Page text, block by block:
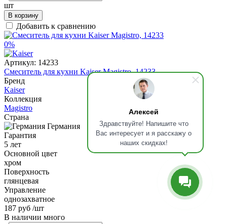
Алексей
Здравствуйте! Напишите что
Вас интересует и я расскажу о
наших скидках!
шт
В корзину
Добавить к сравнению
0%
Артикул: 14233
Смеситель для кухни Kaiser Magistro, 14233
Бренд
Kaiser
Коллекция
Magistro
Страна
Германия
Гарантия
5 лет
Основной цвет
хром
Поверхность
глянцевая
Управление
однозахватное
187 руб /шт
В наличии много